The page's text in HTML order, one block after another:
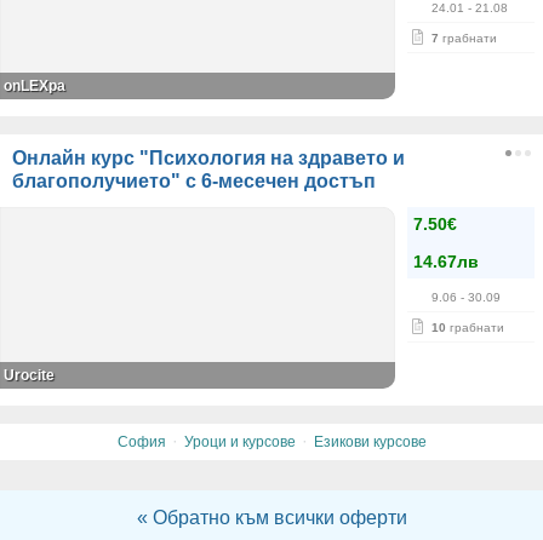
24.01 - 21.08
7 грабнати
onLEXpa
Онлайн курс "Психология на здравето и
благополучието" с 6-месечен достъп
7.50€
14.67лв
9.06 - 30.09
10 грабнати
Urocite
София · Уроци и курсове · Езикови курсове
« Обратно към всички оферти